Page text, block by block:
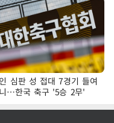
심판 성 접대 7경기 들여
…한국 축구 '5승 2무'